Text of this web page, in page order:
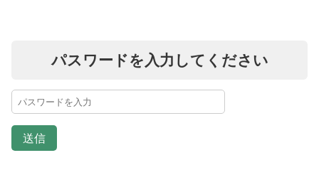
パスワードを入力してください
送信